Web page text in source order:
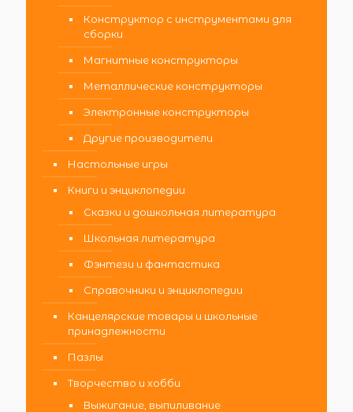
Конструктор с инструментами для
сборки
Магнитные конструкторы
Металлические конструкторы
Электронные конструкторы
Другие производители
Настольные игры
Книги и энциклопедии
Сказки и дошкольная литература
Школьная литература
Фэнтези и фантастика
Справочники и энциклопедии
Канцелярские товары и школьные
принадлежности
Пазлы
Творчество и хобби
Выжигание, выпиливание